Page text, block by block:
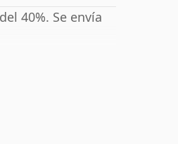
40%. Se envía